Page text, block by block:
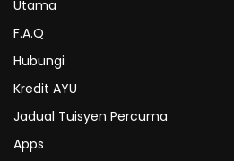
Utama
F.A.Q
Hubungi
Kredit AYU
Jadual Tuisyen Percuma
Apps